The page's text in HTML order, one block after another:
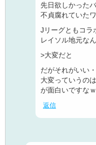
先日欲しかった
不貞腐れていた
Jリーグともコラ
レイソル地元な
>大変だと
だがそれがいい
大変っていうの
が面白いですなｗ
返信